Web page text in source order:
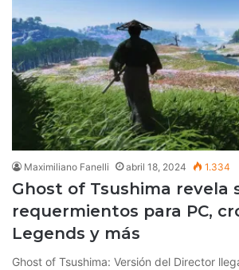
Maximiliano Fanelli abril 18, 2024 1.334
Ghost of Tsushima revela
requermientos para PC,
Legends y más
Ghost of Tsushima: Versión del Director